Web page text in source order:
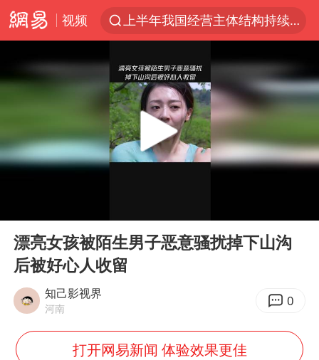
视频
上半年我国经营主体结构持续优化
《披荆斩棘2026》阵容官宣
白海豚北上或致京津冀暴雨
上海有出现龙卷潜势
女子发现前夫婚内与第三者育子
以军士兵把枪口对准中国记者
韩军前线部队连曝丑闻
Play
漂亮女孩被陌生男子恶意骚扰掉下山沟
后被好心人收留
知己影视界
河南 0
打开网易新闻 体验效果更佳